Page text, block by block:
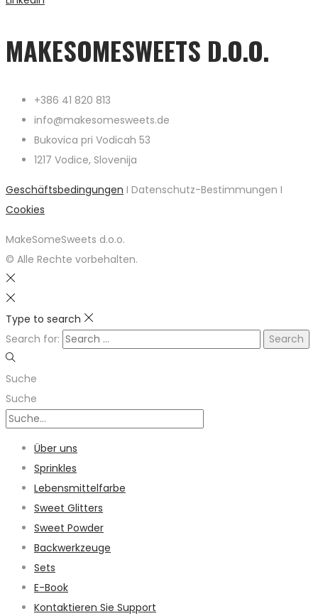
MAKESOMESWEETS D.O.O.
+386 41 820 813
info@makesomesweets.de
Bukovica pri Vodicah 53
1217 Vodice, Slovenija
Geschäftsbedingungen I Datenschutz-Bestimmungen I
Cookies
MakeSomeSweets d.o.o.
© Alle Rechte vorbehalten.
Type to search
Search for:
Suche
Suche
Über uns
Sprinkles
Lebensmittelfarbe
Sweet Glitters
Sweet Powder
Backwerkzeuge
Sets
E-Book
Kontaktieren Sie Support